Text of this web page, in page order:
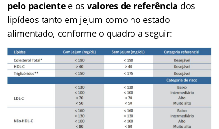
pelo paciente e os valores de referência dos
lipídeos tanto em jejum como no estado
alimentado, conforme o quadro a seguir: